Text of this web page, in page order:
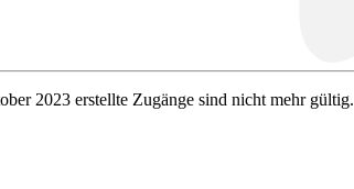
2023 erstellte Zugänge sind nicht mehr gültig.